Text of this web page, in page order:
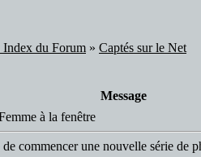
du Forum » Captés sur le Net
Message
à la fenêtre
commencer une nouvelle série de